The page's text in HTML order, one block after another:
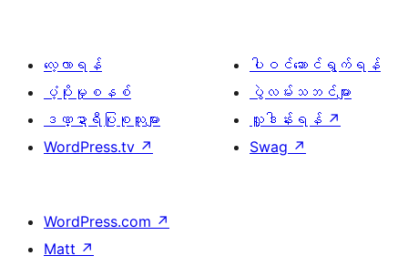
လေ့လာရန်
ပံ့ပိုးမှုစနစ်
ဒဏ္ဍာရီပြုစုသူများ
WordPress.tv ↗
ပါဝင်ဆောင်ရွက်ရန်
ပွဲလမ်းသဘင်များ
လှူဒါန်းရန် ↗
Swag ↗
WordPress.com ↗
Matt ↗